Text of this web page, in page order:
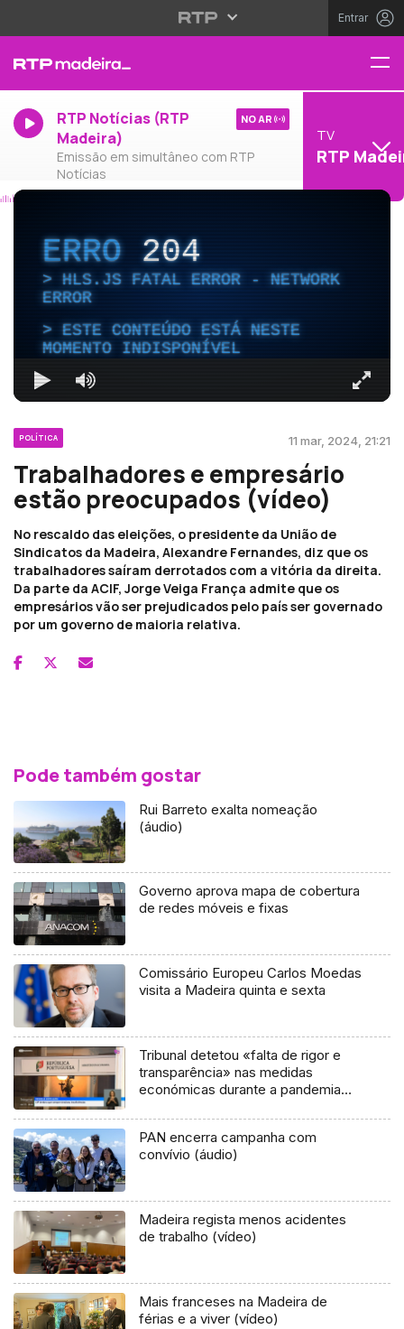
Entrar
RTP Notícias (RTP
Madeira)
Emissão em simultâneo com RTP
Notícias
NO AR
TV
RTP
ERRO204
HLS.JS FATAL ERROR - NETWORK
ERROR
ESTE CONTEÚDO ESTÁ NESTE
MOMENTO INDISPONÍVEL
POLÍTICA 11 mar, 2024, 21:21
Trabalhadores e empresário
estão preocupados (vídeo)
No rescaldo das eleições, o presidente da União de
Sindicatos da Madeira, Alexandre Fernandes, diz que os
trabalhadores saíram derrotados com a vitória da direita.
Da parte da ACIF, Jorge Veiga França admite que os
empresários vão ser prejudicados pelo país ser governado
por um governo de maioria relativa.
Pode também gostar
Rui Barreto exalta nomeação
(áudio)
Governo aprova mapa de cobertura
de redes móveis e fixas
Comissário Europeu Carlos Moedas
visita a Madeira quinta e sexta
Tribunal detetou «falta de rigor e
transparência» nas medidas
económicas durante a pandemia
PAN encerra campanha com
convívio (áudio)
Madeira regista menos acidentes
de trabalho (vídeo)
Mais franceses na Madeira de
férias e a viver (vídeo)